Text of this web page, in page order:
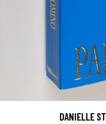
DANIELLE